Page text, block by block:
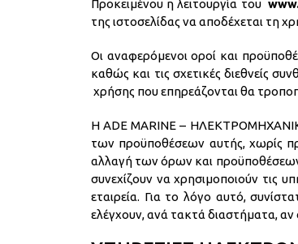
Προκειμένου η λειτουργία του
της ιστοσελίδας να αποδέχεται τη
Οι αναφερόμενοι οροί και
καθώς και τις σχετικές διεθνείς
χρήσης που επηρεάζονται θα
Η ADE MARINE –
των προϋποθέσεων αυτής, χωρίς
αλλαγή των όρων και
συνεχίζουν να χρησιμοποιούν τις
εταιρεία. Για το λόγο αυτό,
ελέγχουν, ανά τακτά διαστήματα,